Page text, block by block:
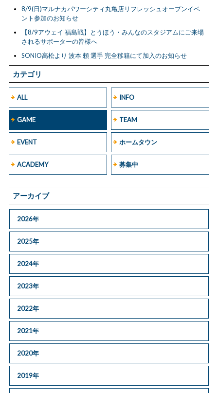
カテゴリ
ALL INFO
GAME TEAM
EVENT ホームタウン
ACADEMY 募集中
アーカイブ
2026年
2025年
2024年
2023年
2022年
2021年
2020年
2019年
8/9(日)マルナカパワーシティ丸亀店リフレッシュオープンイベ
ント参加のお知らせ
【8/9アウェイ 福島戦】とうほう・みんなのスタジアムにご来場
されるサポーターの皆様へ
SONIO高松より 波本 頼 選手 完全移籍にて加入のお知らせ